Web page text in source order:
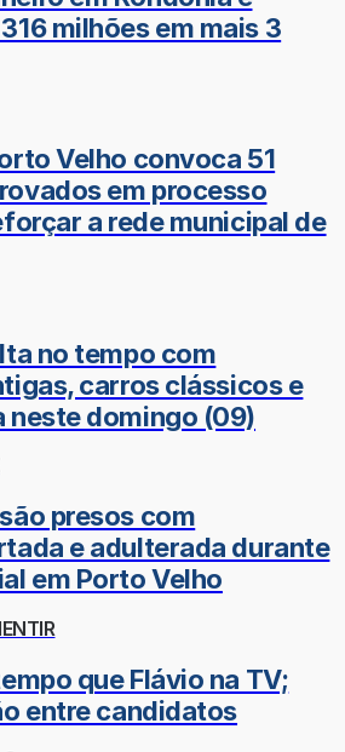
milhões em mais 3
Velho convoca 51
em processo
a rede municipal de
no tempo com
carros clássicos e
neste domingo (09)
presos com
e adulterada durante
em Porto Velho
que Flávio na TV;
entre candidatos